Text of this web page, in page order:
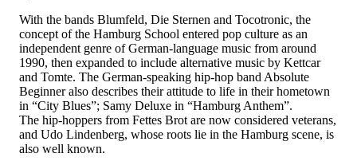
With the bands Blumfeld, Die Sternen and Tocotronic, the
concept of the Hamburg School entered pop culture as an
independent genre of German-language music from around
1990, then expanded to include alternative music by Kettcar
and Tomte. The German-speaking hip-hop band Absolute
Beginner also describes their attitude to life in their hometown
in “City Blues”; Samy Deluxe in “Hamburg Anthem”.
The hip-hoppers from Fettes Brot are now considered veterans,
and Udo Lindenberg, whose roots lie in the Hamburg scene, is
also well known.